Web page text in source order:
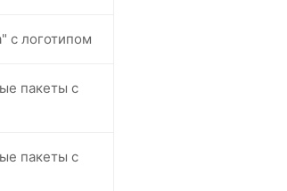
с логотипом
пакеты с
пакеты с